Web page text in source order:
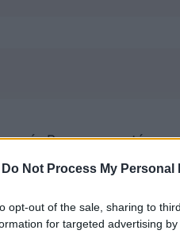
Do Not Process My Personal
opt-out of the sale, sharing to
for targeted advertising
és Boomerang után
profilunkat.
háttereket és